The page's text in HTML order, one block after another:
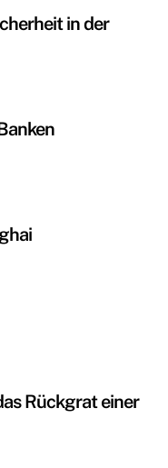
in der
Rückgrat einer